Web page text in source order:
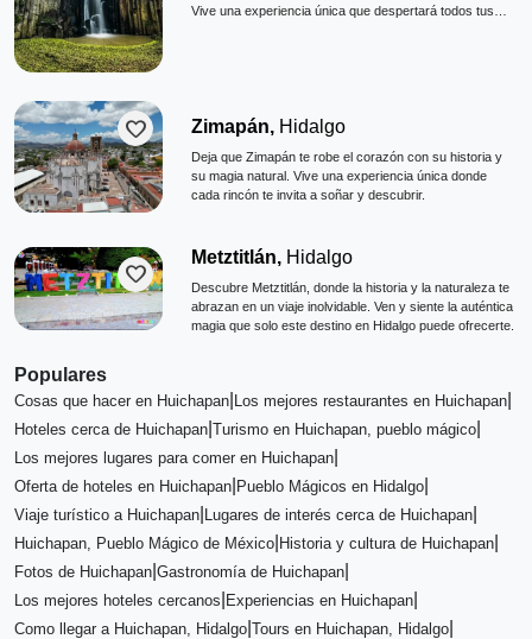
Vive una experiencia única que despertará todos tus
favorite Zimapán, Hidalgo
Deja que Zimapán te robe el corazón con su historia y
su magia natural. Vive una experiencia única donde
cada rincón te invita a soñar y descubrir.
favorite
Metztitlán, Hidalgo
Descubre Metztitlán, donde la historia y la naturaleza te
abrazan en un viaje inolvidable. Ven y siente la auténtica
magia que solo este destino en Hidalgo puede ofrecerte.
Populares
Cosas que hacer en Huichapan Los mejores restaurantes en Huichapan
Hoteles cerca de Huichapan Turismo en Huichapan, pueblo mágico
Los mejores lugares para comer en Huichapan
Oferta de hoteles en Huichapan Pueblo Mágicos en Hidalgo
Viaje turístico a Huichapan Lugares de interés cerca de Huichapan
Huichapan, Pueblo Mágico de México Historia y cultura de Huichapan
Fotos de Huichapan Gastronomía de Huichapan
Los mejores hoteles cercanos Experiencias en Huichapan
Como llegar a Huichapan, Hidalgo Tours en Huichapan, Hidalgo